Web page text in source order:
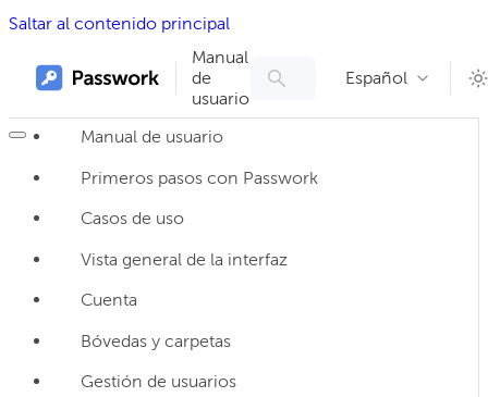
Saltar al contenido principal
Manual
de
usuario
Español
Manual de usuario
Primeros pasos con Passwork
Casos de uso
Vista general de la interfaz
Cuenta
Bóvedas y carpetas
Gestión de usuarios